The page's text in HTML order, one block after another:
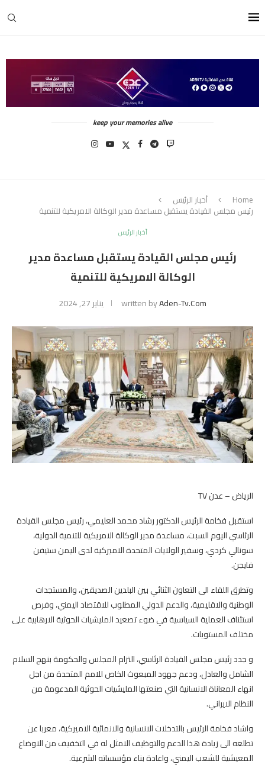
keep your memories alive
Home أخبار الرئيس
رئيس مجلس القيادة يستقبل مساعدة مدير الوكالة الامريكية للتنمية
أخبار الرئيس
رئيس مجلس القيادة يستقبل مساعدة مدير
الوكالة الامريكية للتنمية
written byAden-Tv.com يناير 27, 2024
الرياض – عدن TV
استقبل فخامة الرئيس الدكتور رشاد محمد العليمي، رئيس مجلس القيادة
الرئاسي اليوم السبت، مساعدة مدير الوكالة الامريكية للتنمية الدولية،
سونالي كردي، وسفير الولايات المتحدة الاميركية لدى اليمن ستيفن
فايجن.
وتطرق اللقاء الى التعاون الثنائي بين البلدين الصديقين، والمستجدات
الوطنية والاقليمية، والدعم الدولي المطلوب للاقتصاد اليمني، وفرص
استئناف العملية السياسية في ضوء تصعيد المليشيات الحوثية الارهابية على
مختلف المستويات.
و جدد رئيس مجلس القيادة الرئاسي، التزام المجلس والحكومة بنهج السلام
الشامل والعادل، ودعم جهود المبعوث الخاص للامم المتحدة من اجل
انهاء المعاناة الانسانية التي صنعتها المليشيات الحوثية المدعومة من
النظام الايراني.
واشاد فخامة الرئيس بالتدخلات الانسانية والانمائية الاميركية، معربا عن
تطلعه الى زيادة هذا الدعم والتوظيف الامثل له في التخفيف من الاوضاع
المعيشية للشعب اليمني، واعادة بناء مؤسساته الشرعية.